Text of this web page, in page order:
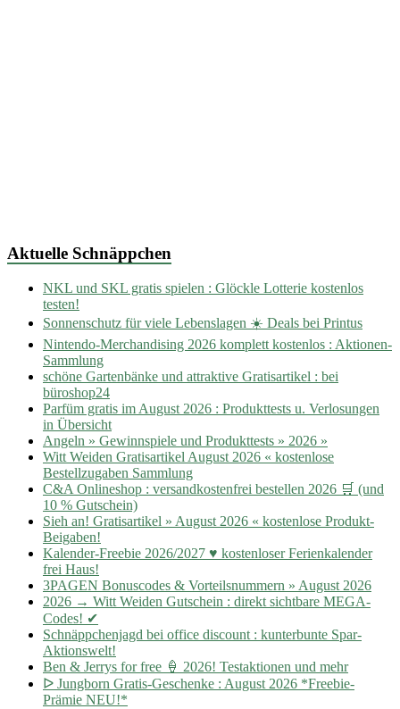
Aktuelle Schnäppchen
NKL und SKL gratis spielen : Glöckle Lotterie kostenlos
testen!
Sonnenschutz für viele Lebenslagen ☀️ Deals bei Printus
Nintendo-Merchandising 2026 komplett kostenlos : Aktionen-
Sammlung
schöne Gartenbänke und attraktive Gratisartikel : bei
büroshop24
Parfüm gratis im August 2026 : Produkttests u. Verlosungen
in Übersicht
Angeln » Gewinnspiele und Produkttests » 2026 »
Witt Weiden Gratisartikel August 2026 « kostenlose
Bestellzugaben Sammlung
C&A Onlineshop : versandkostenfrei bestellen 2026 🛒 (und
10 % Gutschein)
Sieh an! Gratisartikel » August 2026 « kostenlose Produkt-
Beigaben!
Kalender-Freebie 2026/2027 ♥ kostenloser Ferienkalender
frei Haus!
3PAGEN Bonuscodes & Vorteilsnummern » August 2026
2026 → Witt Weiden Gutschein : direkt sichtbare MEGA-
Codes! ✔
Schnäppchenjagd bei office discount : kunterbunte Spar-
Aktionswelt!
Ben & Jerrys for free 🍦 2026! Testaktionen und mehr
ᐅ Jungborn Gratis-Geschenke : August 2026 *Freebie-
Prämie NEU!*